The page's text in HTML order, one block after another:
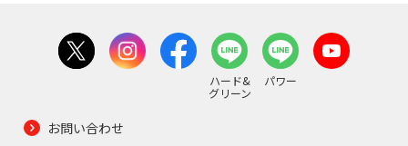
ハード&
グリーン
パワー
お問い合わせ